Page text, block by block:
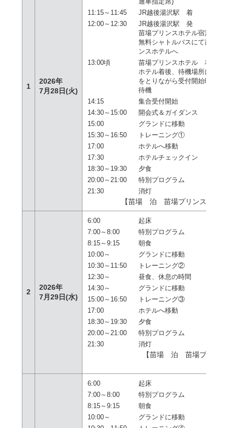
1
2026年
7月28日(火)
11:15～11:45
JR越後湯沢駅 着
12:00～12:30
JR越後湯沢駅 発
苗場プリンスホテル宿泊者専
無料シャトルバスにて苗場プ
ンスホテルへ
13:00頃
苗場プリンスホテル 着
ホテル着後、待機場所にて昼
をとりながら受付開始時刻ま
待機
14:15
集合受付開始
14:30～15:00
開会式＆ガイダンス
15:00
グランドに移動
15:30～16:50
トレーニング①
17:00
ホテルへ移動
17:30
ホテルチェックイン
18:30～19:30
夕食
20:00～21:00
特別プログラム
21:30
消灯
【苗場 泊 苗場プリンスホテ
2
2026年
7月29日(水)
6:00
起床
7:00～8:00
特別プログラム
8:15～9:15
朝食
10:00～
グランドに移動
10:30～11:50
トレーニング②
12:30～
昼食、休息の時間
14:30～
グランドに移動
15:00～16:50
トレーニング③
17:00
ホテルへ移動
18:30～19:30
夕食
20:00～21:00
特別プログラム
21:30
消灯
【苗場 泊 苗場プリン
6:00
起床
7:00～8:00
特別プログラム
8:15～9:15
朝食
10:00～
グランドに移動